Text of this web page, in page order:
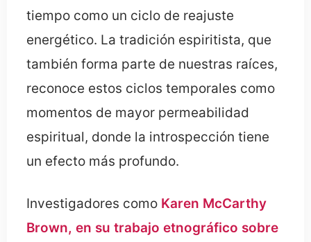
tiempo como un ciclo de reajuste
energético. La tradición espiritista, que
también forma parte de nuestras raíces,
reconoce estos ciclos temporales como
momentos de mayor permeabilidad
espiritual, donde la introspección tiene
un efecto más profundo.
Investigadores como Karen McCarthy
Brown, en su trabajo etnográfico sobre